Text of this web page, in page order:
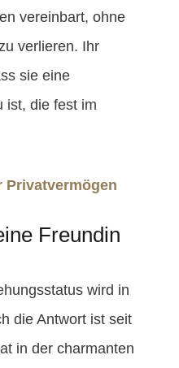
vereinbart, ohne
verlieren. Ihr
sie eine
ist, die fest im
Privatvermögen
Freundin
wird in
die Antwort ist seit
in der charmanten